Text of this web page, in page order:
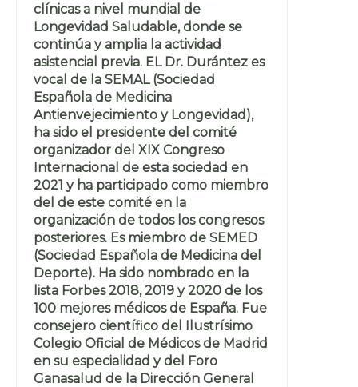
clínicas a nivel mundial de
Longevidad Saludable, donde se
continúa y amplia la actividad
asistencial previa. EL Dr. Durántez es
vocal de la SEMAL (Sociedad
Española de Medicina
Antienvejecimiento y Longevidad),
ha sido el presidente del comité
organizador del XIX Congreso
Internacional de esta sociedad en
2021 y ha participado como miembro
del de este comité en la
organización de todos los congresos
posteriores. Es miembro de SEMED
(Sociedad Española de Medicina del
Deporte). Ha sido nombrado en la
lista Forbes 2018, 2019 y 2020 de los
100 mejores médicos de España. Fue
consejero científico del Ilustrísimo
Colegio Oficial de Médicos de Madrid
en su especialidad y del Foro
Ganasalud de la Dirección General